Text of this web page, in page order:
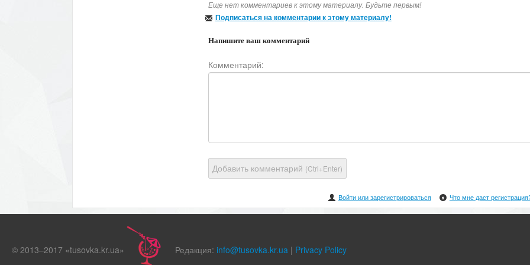
Еще нет комментариев к этому материалу. Будьте первым!
Подписаться на комментарии к этому материалу!
Напишите ваш комментарий
Комментарий:
Добавить комментарий (Ctrl+Enter)
Войти или зарегистрироваться Что мне даст
© 2013–2017 «tusovka.kr.ua» Редакция: info@tusovka.kr.ua | Privacy Policy